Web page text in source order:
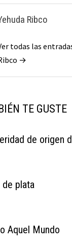
Ribco
todas las
→
TE GUSTE
de origen
de plata
Aquel Mundo